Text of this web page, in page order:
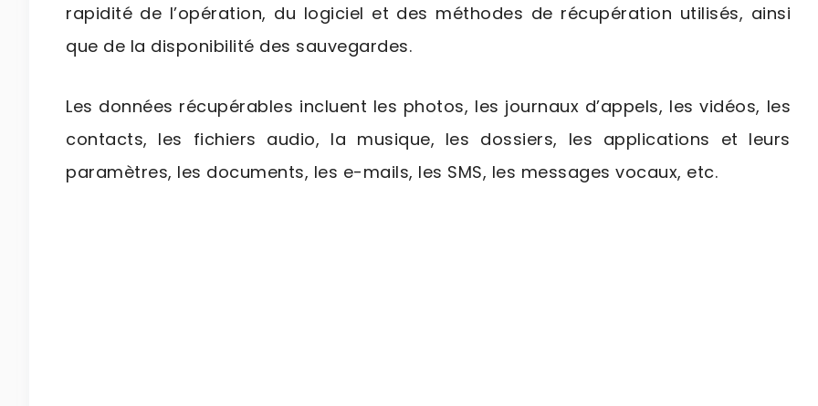
rapidité de l’opération, du logiciel et des méthodes de récupération utilisés, ainsi
que de la disponibilité des sauvegardes.
Les données récupérables incluent les photos, les journaux d’appels, les vidéos, les
contacts, les fichiers audio, la musique, les dossiers, les applications et leurs
paramètres, les documents, les e-mails, les SMS, les messages vocaux, etc.